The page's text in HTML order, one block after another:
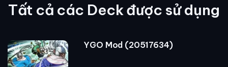
Tất cả các Deck được sử dụng
YGO Mod (20517634)